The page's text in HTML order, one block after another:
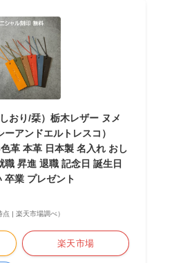
おり/栞）栃木レザー ヌメ
アンドエルトレスコ）
革 本革 日本製 名入れ おし
職 昇進 退職 記念日 誕生日
卒業 プレゼント
| 楽天市場調べ）
楽天市場